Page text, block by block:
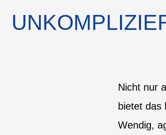
Nicht nur
bietet das
Wendig,